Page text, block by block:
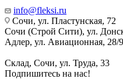
info@fleksi.ru
Сочи, ул. Пластунская, 72
Сочи (Строй Сити), ул.
Адлер, ул. Авиационная, 28/9
Склад, Сочи, ул. Труда, 33
Подпишитесь на нас!